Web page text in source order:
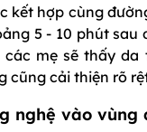
kết hợp cùng
5 - 10 phút sau
các mẹ sẽ thấy da
cũng cải thiện rõ
nghệ vào vùng